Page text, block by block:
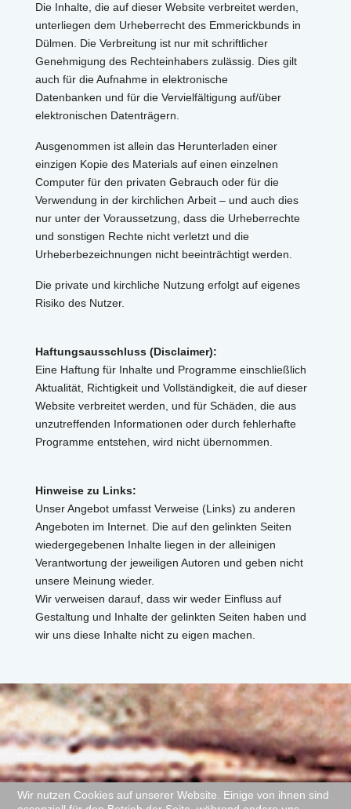
Die Inhalte, die auf dieser Website verbreitet werden,
unterliegen dem Urheberrecht des Emmerickbunds in
Dülmen. Die Verbreitung ist nur mit schriftlicher
Genehmigung des Rechteinhabers zulässig. Dies gilt
auch für die Aufnahme in elektronische
Datenbanken und für die Vervielfältigung auf/über
elektronischen Datenträgern.
Ausgenommen ist allein das Herunterladen einer
einzigen Kopie des Materials auf einen einzelnen
Computer für den privaten Gebrauch oder für die
Verwendung in der kirchlichen Arbeit – und auch dies
nur unter der Voraussetzung, dass die Urheberrechte
und sonstigen Rechte nicht verletzt und die
Urheberbezeichnungen nicht beeinträchtigt werden.
Die private und kirchliche Nutzung erfolgt auf eigenes
Risiko des Nutzer.
Haftungsausschluss (Disclaimer):
Eine Haftung für Inhalte und Programme einschließlich
Aktualität, Richtigkeit und Vollständigkeit, die auf dieser
Website verbreitet werden, und für Schäden, die aus
unzutreffenden Informationen oder durch fehlerhafte
Programme entstehen, wird nicht übernommen.
Hinweise zu Links:
Unser Angebot umfasst Verweise (Links) zu anderen
Angeboten im Internet. Die auf den gelinkten Seiten
wiedergegebenen Inhalte liegen in der alleinigen
Verantwortung der jeweiligen Autoren und geben nicht
unsere Meinung wieder.
Wir verweisen darauf, dass wir weder Einfluss auf
Gestaltung und Inhalte der gelinkten Seiten haben und
wir uns diese Inhalte nicht zu eigen machen.
Wir nutzen Cookies auf unserer Website. Einige von ihnen sind